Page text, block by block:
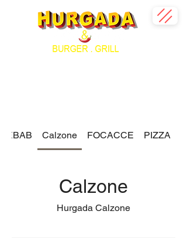
PIZZA
FOCACCE
Calzone
Calzone
Hurgada Calzone